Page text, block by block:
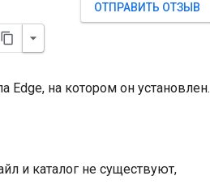
ОТПРАВИТЬ ОТЗЫВ
Edge, на котором он установлен.
и каталог не существуют,